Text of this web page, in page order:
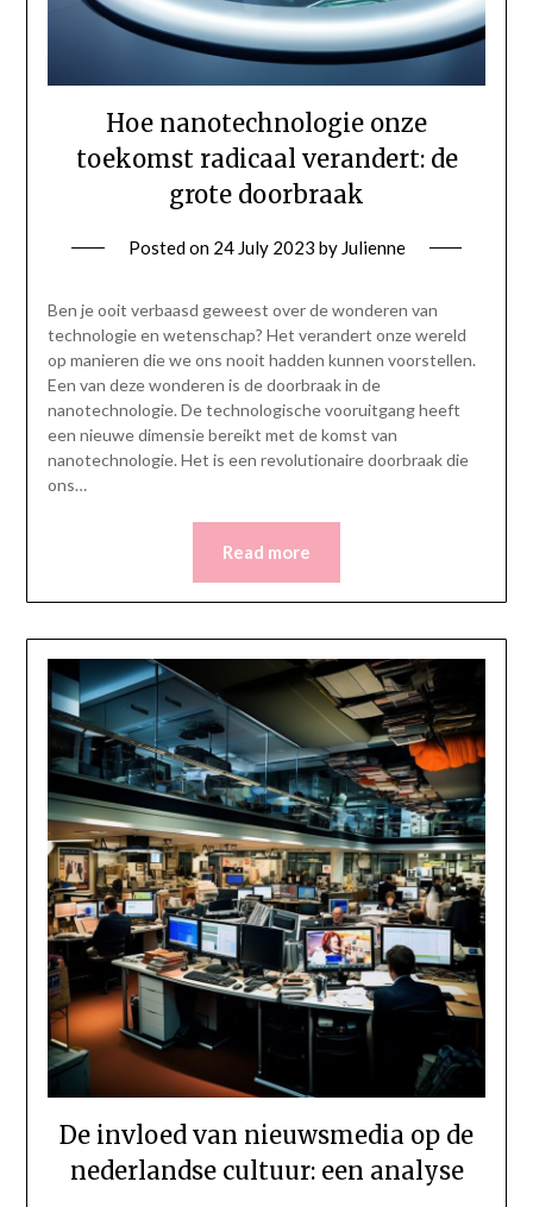
Hoe nanotechnologie onze
toekomst radicaal verandert: de
grote doorbraak
Posted on 24 July 2023 by Julienne
Ben je ooit verbaasd geweest over de wonderen van
technologie en wetenschap? Het verandert onze wereld
op manieren die we ons nooit hadden kunnen voorstellen.
Een van deze wonderen is de doorbraak in de
nanotechnologie. De technologische vooruitgang heeft
een nieuwe dimensie bereikt met de komst van
nanotechnologie. Het is een revolutionaire doorbraak die
ons…
Read more
De invloed van nieuwsmedia op de
nederlandse cultuur: een analyse